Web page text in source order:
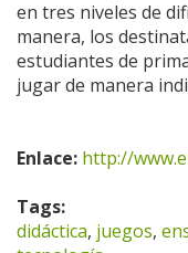
en tres niveles de
manera, los
estudiantes de
jugar de manera
Enlace: http://
Tags:
didáctica, juegos,